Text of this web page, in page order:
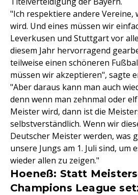
"Ich respektiere andere
wird. Und eines müssen wir
Leverkusen und Stuttgart vor
diesem Jahr hervorragend
teilweise einen schöneren
müssen wir akzeptieren", sagte
"Aber daraus kann man auch
denn wenn man zehnmal oder
Meister wird, dann ist die
selbstverständlich. Wenn wir
Deutscher Meister werden, was
unsere Jungs am 1. Juli sind, um
wieder allen zu zeigen."
Hoeneß: Statt
Champions League